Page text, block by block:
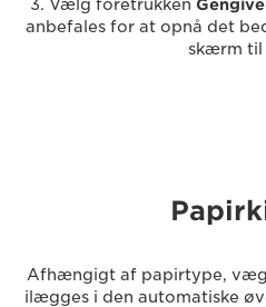
3. Vælg foretrukken
anbefales for at opnå det
skærm til
Afhængigt af papirtype,
ilægges i den automatiske